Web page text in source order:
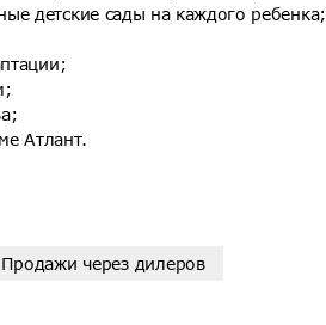
детские сады на каждого ребенка;
Атлант.
Продажи через дилеров